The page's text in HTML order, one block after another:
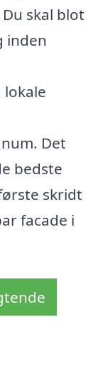
skal blot
inden
Det
bedste
skridt
facade i